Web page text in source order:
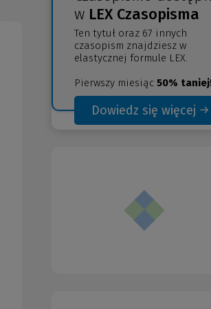
w LEX Czasopisma
Ten tytuł oraz 67 innych
czasopism znajdziesz w
elastycznej formule LEX.
Pierwszy miesiąc 50%
Dowiedz się więcej
(Nowe
(Link